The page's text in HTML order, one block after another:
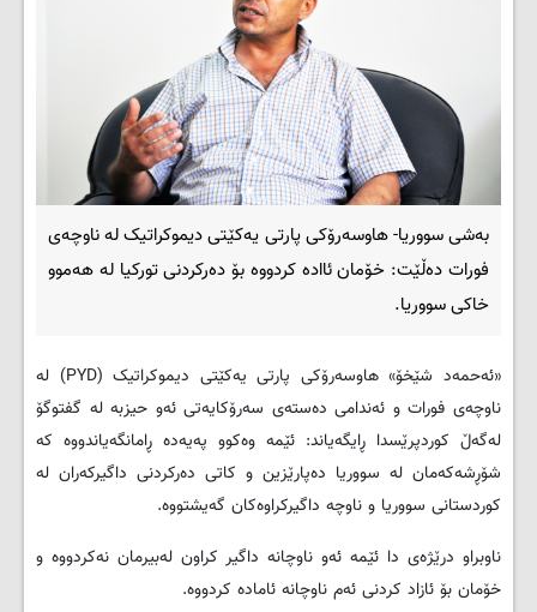
بەشی سووریا- هاوسەرۆکی پارتی یەکێتی دیموکراتیک لە ناوچەی
فورات دەڵێت: خۆمان ئاادە کردووە بۆ دەرکردنی تورکیا لە هەموو
خاکی سووریا.
«ئەحمەد شێخۆ» هاوسەرۆکی پارتی یەکێتی دیموکراتیک (PYD) لە
ناوچەی فورات و ئەندامی دەستەی سەرۆکایەتی ئەو حیزبە لە گفتوگۆ
لەگەڵ کوردپرێسدا ڕایگەیاند: ئێمە وەکوو پەیەدە ڕامانگەیاندووە کە
شۆڕشەکەمان لە سووریا دەپارێزین و کاتی دەرکردنی داگیرکەران لە
کوردستانی سووریا و ناوچە داگیرکراوەکان گەیشتووە.
ناوبراو درێژەی دا ئێمە ئەو ناوچانە داگیر کراون لەبیرمان نەکردووە و
خۆمان بۆ ئازاد کردنی ئەم ناوچانە ئامادە کردووە.